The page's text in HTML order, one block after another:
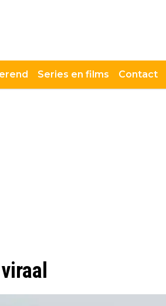
Series en films Contact